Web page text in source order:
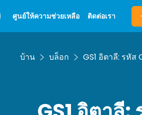
ศูนย์ให้ความช่วยเหลือ ติดต่อเรา
บ้าน บล็อก GS1 อิตาลี: รหั